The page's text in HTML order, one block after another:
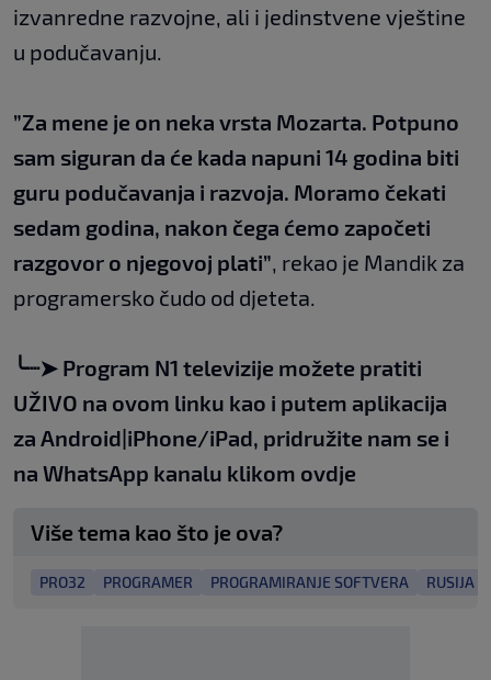
izvanredne razvojne, ali i jedinstvene vještine
u podučavanju.
”Za mene je on neka vrsta Mozarta. Potpuno
sam siguran da će kada napuni 14 godina biti
guru podučavanja i razvoja. Moramo čekati
sedam godina, nakon čega ćemo započeti
razgovor o njegovoj plati”, rekao je Mandik za
programersko čudo od djeteta.
╰┈➤ Program N1 televizije možete pratiti
UŽIVO na ovom linku kao i putem aplikacija
za Android|iPhone/iPad, pridružite nam se i
na WhatsApp kanalu klikom ovdje
Više tema kao što je ova?
PRO32 PROGRAMER PROGRAMIRANJE SOFTVERA RUSIJA